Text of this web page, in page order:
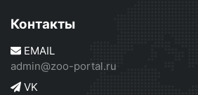
Контакты
EMAIL
admin@zoo-portal.ru
VK